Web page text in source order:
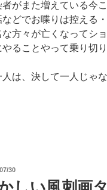
者がまた増えている今
などでお喋りは控える
な方々が亡くなってシ
ることやって乗り切り
人は、決して一人じゃ
30